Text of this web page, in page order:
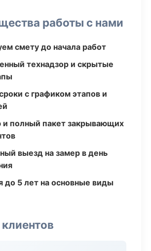
работы с нами
смету до начала работ
технадзор и скрытые
с графиком этапов и
и полный пакет закрывающих
выезд на замер в день
до 5 лет на основные виды